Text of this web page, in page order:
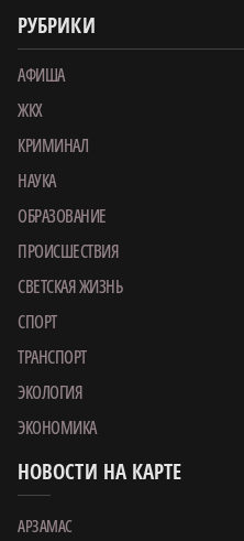
РУБРИКИ
АФИША
ЖКХ
КРИМИНАЛ
НАУКА
ОБРАЗОВАНИЕ
ПРОИСШЕСТВИЯ
СВЕТСКАЯ ЖИЗНЬ
СПОРТ
ТРАНСПОРТ
ЭКОЛОГИЯ
ЭКОНОМИКА
НОВОСТИ НА КАРТЕ
АРЗАМАС